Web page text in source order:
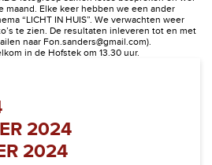
maand. Elke keer hebben we een ander
“LICHT IN HUIS”. We verwachten weer
te zien. De resultaten inleveren tot en met
naar Fon.sanders@gmail.com).
in de Hofstek om 13.30 uur.
2024
2024